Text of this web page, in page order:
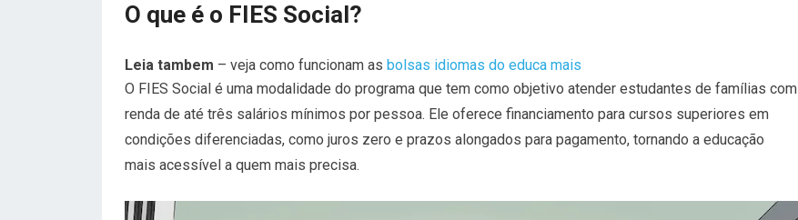
O que é o FIES Social?
Leia tambem – veja como funcionam as bolsas idiomas do educa mais
O FIES Social é uma modalidade do programa que tem como objetivo atender estudantes de famílias com
renda de até três salários mínimos por pessoa. Ele oferece financiamento para cursos superiores em
condições diferenciadas, como juros zero e prazos alongados para pagamento, tornando a educação
mais acessível a quem mais precisa.